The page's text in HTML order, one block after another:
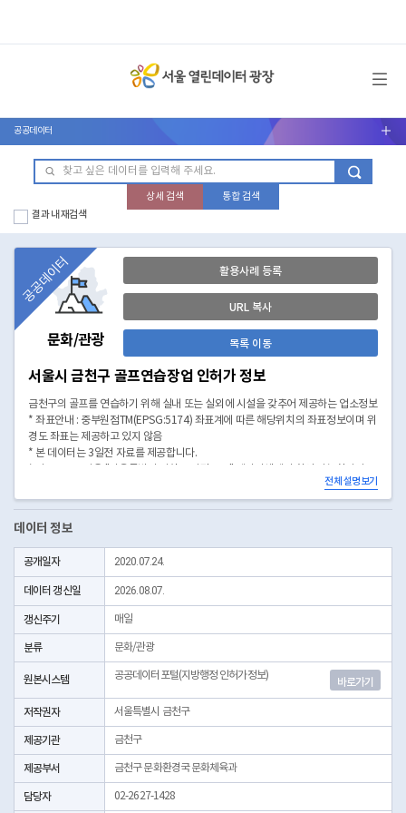
메뉴 열기
공공데이터 서브메뉴 열기
상세 검색
통합 검색
결과 내 재검색
문화/관광
공공데이터 활용사례 등록
URL 복사
목록 이동
서울시 금천구 골프연습장업 인허가 정보
금천구의 골프를 연습하기 위해 실내 또는 실외에 시설을 갖추어 제공하는 업소정보
* 좌표안내 : 중부원점TM(EPSG:5174) 좌표계에 따른 해당위치의 좌표정보이며 위
경도 좌표는 제공하고 있지 않음
* 본 데이터는 3일전 자료를 제공합니다.
(https://data.seoul.go.kr/dataList/OA-22872/S/1/datasetView.do)전체 설명보기
데이터 정보
공개일자 2020.07.24.
데이터 갱신일 2026.08.07.
갱신주기 매일
분류 문화/관광
원본시스템 공공데이터포털(지방행정 인허가정보)
바로가기
저작권자 서울특별시 금천구
제공기관 금천구
제공부서 금천구 문화환경국 문화체육과
담당자 02-2627-1428